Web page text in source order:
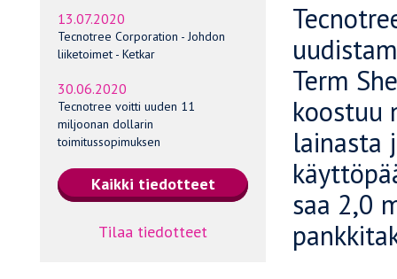
13.07.2020
Tecnotree Corporation - Johdon
liiketoimet - Ketkar
30.06.2020
Tecnotree voitti uuden 11
miljoonan dollarin
toimitussopimuksen
Tilaa tiedotteet
Term
koostuu
lainasta
saa 2,0